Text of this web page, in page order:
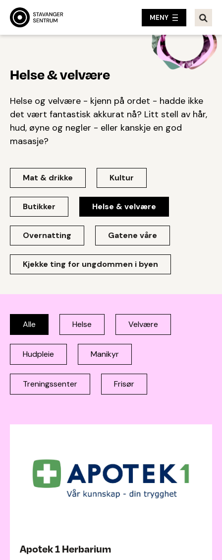
MENY
Helse & velvære
Helse og velvære - kjenn på ordet - hadde ikke
det vært fantastisk akkurat nå? Litt stell av hår,
hud, øyne og negler - eller kanskje en god
masasje?
Mat & drikke Kultur
Butikker Helse & velvære
Overnatting Gatene våre
Kjekke ting for ungdommen i byen
Alle Helse Velvære
Hudpleie Manikyr
Treningssenter Frisør
Apotek 1 Herbarium